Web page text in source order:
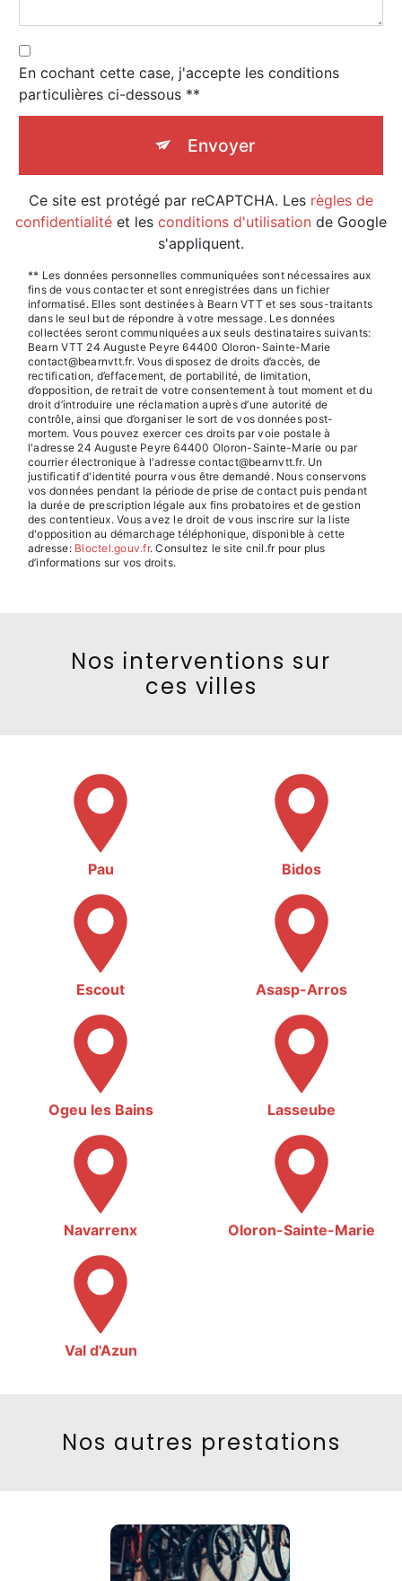
En cochant cette case, j'accepte les conditions
particulières ci-dessous **
Envoyer
Ce site est protégé par reCAPTCHA. Les règles de
confidentialité et les conditions d'utilisation de Google
s'appliquent.
** Les données personnelles communiquées sont nécessaires aux
fins de vous contacter et sont enregistrées dans un fichier
informatisé. Elles sont destinées à Bearn VTT et ses sous-traitants
dans le seul but de répondre à votre message. Les données
collectées seront communiquées aux seuls destinataires suivants:
Bearn VTT 24 Auguste Peyre 64400 Oloron-Sainte-Marie
contact@bearnvtt.fr. Vous disposez de droits d’accès, de
rectification, d’effacement, de portabilité, de limitation,
d’opposition, de retrait de votre consentement à tout moment et du
droit d’introduire une réclamation auprès d’une autorité de
contrôle, ainsi que d’organiser le sort de vos données post-
mortem. Vous pouvez exercer ces droits par voie postale à
l'adresse 24 Auguste Peyre 64400 Oloron-Sainte-Marie ou par
courrier électronique à l'adresse contact@bearnvtt.fr. Un
justificatif d'identité pourra vous être demandé. Nous conservons
vos données pendant la période de prise de contact puis pendant
la durée de prescription légale aux fins probatoires et de gestion
des contentieux. Vous avez le droit de vous inscrire sur la liste
d'opposition au démarchage téléphonique, disponible à cette
adresse: Bloctel.gouv.fr. Consultez le site cnil.fr pour plus
d’informations sur vos droits.
Nos interventions sur
ces villes
Pau Bidos
Escout Asasp-Arros
Ogeu les Bains Lasseube
Navarrenx Oloron-Sainte-Marie
Val d'Azun
Nos autres prestations